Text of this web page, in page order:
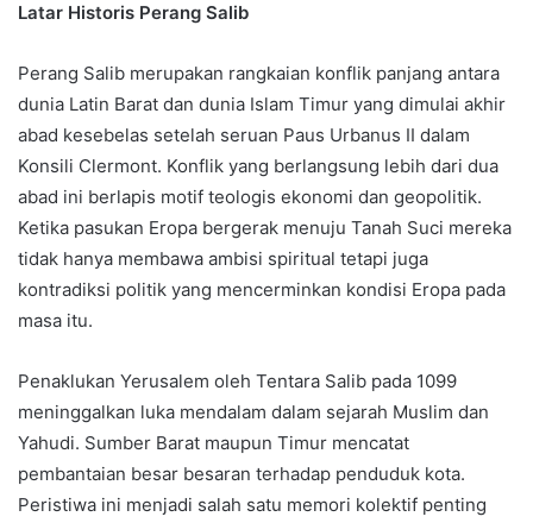
Latar Historis Perang Salib
Perang Salib merupakan rangkaian konflik panjang antara
dunia Latin Barat dan dunia Islam Timur yang dimulai akhir
abad kesebelas setelah seruan Paus Urbanus II dalam
Konsili Clermont. Konflik yang berlangsung lebih dari dua
abad ini berlapis motif teologis ekonomi dan geopolitik.
Ketika pasukan Eropa bergerak menuju Tanah Suci mereka
tidak hanya membawa ambisi spiritual tetapi juga
kontradiksi politik yang mencerminkan kondisi Eropa pada
masa itu.
Penaklukan Yerusalem oleh Tentara Salib pada 1099
meninggalkan luka mendalam dalam sejarah Muslim dan
Yahudi. Sumber Barat maupun Timur mencatat
pembantaian besar besaran terhadap penduduk kota.
Peristiwa ini menjadi salah satu memori kolektif penting